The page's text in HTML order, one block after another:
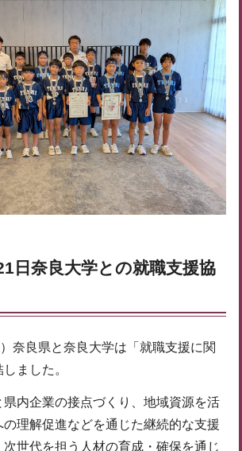
日奈良大学との就職支援協
奈良県と奈良大学は「就職支援に関
ました。
内企業の接点づくり、地域資源を活
理解促進などを通じた継続的な支援
次世代を担う人材の育成・確保を通じ